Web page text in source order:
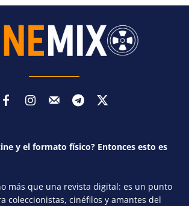
y el formato físico? Entonces esto es
más que una revista digital: es un punto
coleccionistas, cinéfilos y amantes del